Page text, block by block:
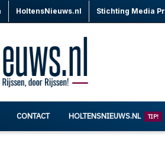
HoltensNieuws.nl Stichting Media
CONTACT HOLTENSNIEUWS.NL TIP!